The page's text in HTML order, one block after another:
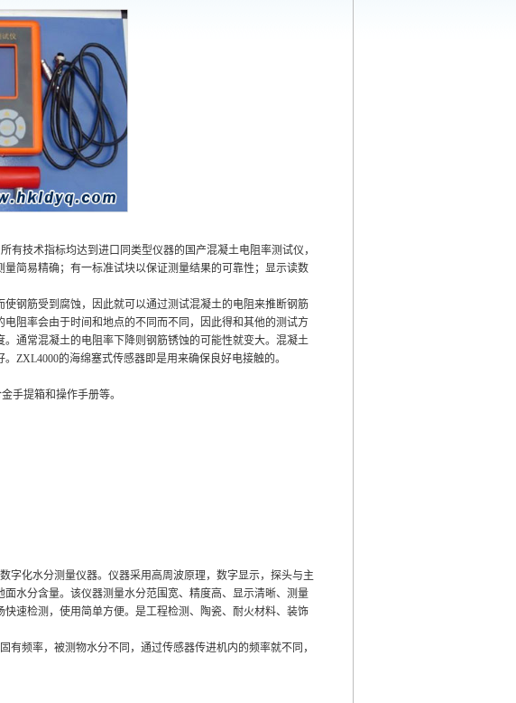
有技术指标均达到进口同类型仪器的国产混凝土电阻率测试仪，
简易精确；有一标准试块以保证测量结果的可靠性；显示读数
钢筋受到腐蚀，因此就可以通过测试混凝土的电阻来推断钢筋
阻率会由于时间和地点的不同而不同，因此得和其他的测试方
通常混凝土的电阻率下降则钢筋锈蚀的可能性就变大。混凝土
ZXL4000的海绵塞式传感器即是用来确保良好电接触的。
手提箱和操作手册等。
字化水分测量仪器。仪器采用高周波原理，数字显示，探头与主
水分含量。该仪器测量水分范围宽、精度高、显示清晰、测量
速检测，使用简单方便。是工程检测、陶瓷、耐火材料、装饰
频率，被测物水分不同，通过传感器传进机内的频率就不同，